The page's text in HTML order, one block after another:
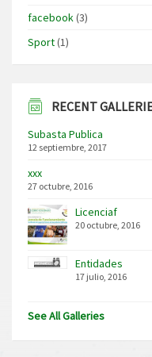
facebook(3)
Sport(1)
RECENT
Subasta Publica
12 septiembre, 2017
xxx
27 octubre, 2016
Licenciaf
20 octubre, 2016
Entidades
17 julio, 2016
See All Galleries